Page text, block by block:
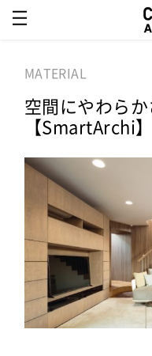
MATERIAL
空間にやわら
【SmartArchi】